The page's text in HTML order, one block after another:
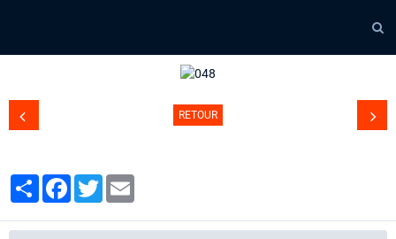
Agenda
Diaporamas
RETOUR
PartagerFacebook
Twitter